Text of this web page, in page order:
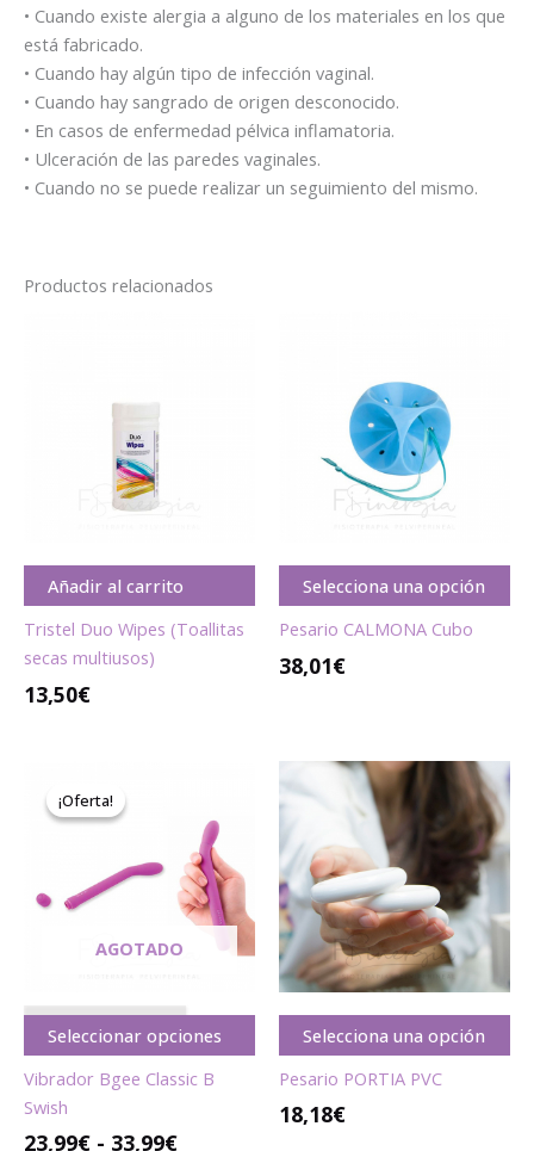
• Cuando existe alergia a alguno de los materiales en los que
está fabricado.
• Cuando hay algún tipo de infección vaginal.
• Cuando hay sangrado de origen desconocido.
• En casos de enfermedad pélvica inflamatoria.
• Ulceración de las paredes vaginales.
• Cuando no se puede realizar un seguimiento del mismo.
Productos relacionados
Añadir al carrito
Tristel Duo Wipes (Toallitas
secas multiusos)
13,50€
Selecciona una opción
Pesario CALMONA Cubo
38,01€
¡Oferta!
A G O T A D O
AGOTADO
¡Oferta!
Seleccionar opciones
Vibrador Bgee Classic B
Swish
23,99€ - 33,99€
precios:
desde
23,99€
hasta
33,99€
Selecciona una opción
Pesario PORTIA PVC
18,18€